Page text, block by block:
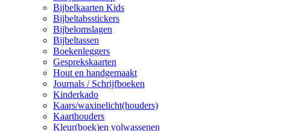
Bijbelkaarten Kids
Bijbeltabsstickers
Bijbelomslagen
Bijbeltassen
Boekenleggers
Gesprekskaarten
Hout en handgemaakt
Journals / Schrijfboeken
Kinderkado
Kaars/waxinelicht(houders)
Kaarthouders
Kleur(boek)en volwassenen